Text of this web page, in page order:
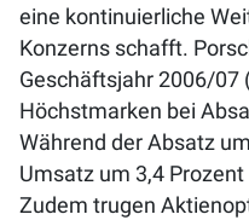
eine kontinuierliche
Konzerns schafft.
Geschäftsjahr 2006/07
Höchstmarken bei
Während der Absatz
Umsatz um 3,4
Zudem trugen